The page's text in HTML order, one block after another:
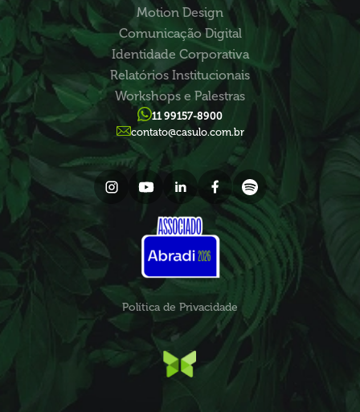
Motion Design
Comunicação Digital
Identidade Corporativa
Relatórios Institucionais
Workshops e Palestras
11 99157-8900
contato@casulo.com.br
Política de Privacidade